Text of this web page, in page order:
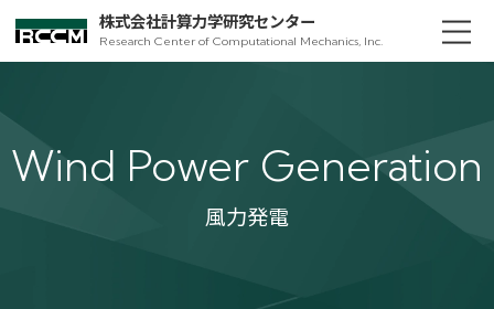
株式会社計算力学研究センター
Research Center of Computational Mechanics, Inc.
Wind Power Generation
風力発電